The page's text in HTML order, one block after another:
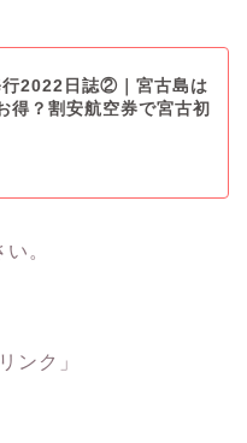
2022日誌②｜宮古島は
得？割安航空券で宮古初
。
ンク」